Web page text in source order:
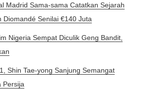
Madrid Sama-sama Catatkan Sejarah
Diomandé Senilai €140 Juta
Nigeria Sempat Diculik Geng Bandit,
Shin Tae-yong Sanjung Semangat
Persija